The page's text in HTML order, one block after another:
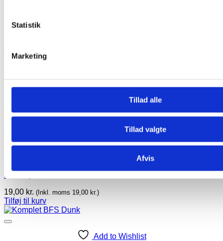
Statistik
Marketing
Tillad alle
Tillad valgte
Afvis
3.983,00kr. (Inkl. moms3.983,00kr.)
Add to Wishlist
BFS Flyder 39 MM
19,00 kr. (Inkl. moms 19,00 kr.)
Tilføj til kurv
Add to Wishlist